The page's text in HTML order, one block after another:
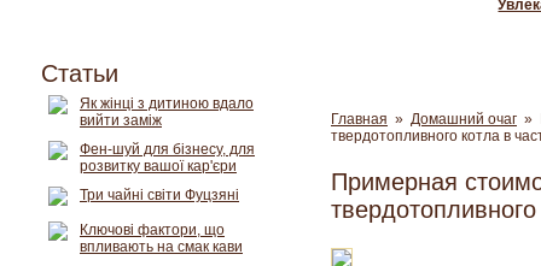
Главная » Домашний очаг »
твердотопливного котла в
Примерная
Статьи
Як жінці з дитиною вдало
вийти заміж
Фен-шуй для бізнесу, для
розвитку вашої кар'єри
Три чайні світи Фуцзяні
Ключові фактори, що
впливають на смак кави